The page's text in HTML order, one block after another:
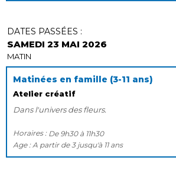
Matinées en famille (3-11 ans)
Atelier créatif
DATES PASSÉES :
SAMEDI 23 MAI 2026
MATIN
Dans l'univers des fleurs.
Horaires : De 9h30 à 11h30
Age : A partir de 3 jusqu'à 11 ans